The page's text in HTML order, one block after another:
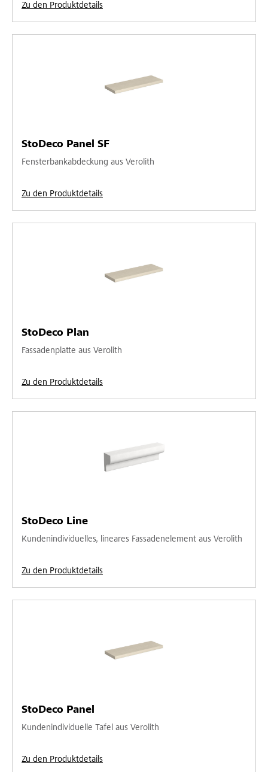
Zu den Produktdetails
StoDeco Panel SF
Fensterbankabdeckung aus Verolith
Zu den Produktdetails
StoDeco Plan
Fassadenplatte aus Verolith
Zu den Produktdetails
StoDeco Line
Kundenindividuelles, lineares Fassadenelement aus Verolith
Zu den Produktdetails
StoDeco Panel
Kundenindividuelle Tafel aus Verolith
Zu den Produktdetails